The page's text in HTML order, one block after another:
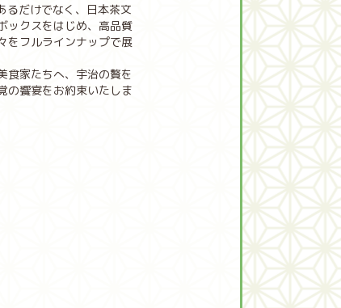
るだけでなく、日本茶文
ックスをはじめ、高品質
をフルラインナップで展
食家たちへ、宇治の贅を
の饗宴をお約束いたしま